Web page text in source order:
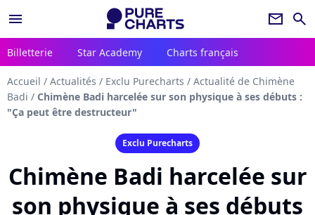
menu newsletter search
Billetterie Star Academy Charts français
Accueil / Actualités / Exclu Purecharts / Actualité de Chimène
Badi / Chimène Badi harcelée sur son physique à ses débuts :
"Ça peut être destructeur"
Exclu Purecharts
Chimène Badi harcelée sur
son physique à ses débuts